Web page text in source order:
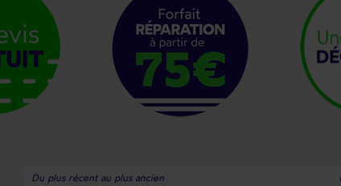
Du plus récent au plus ancien